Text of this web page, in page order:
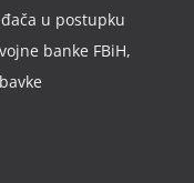
u postupku
banke FBiH,